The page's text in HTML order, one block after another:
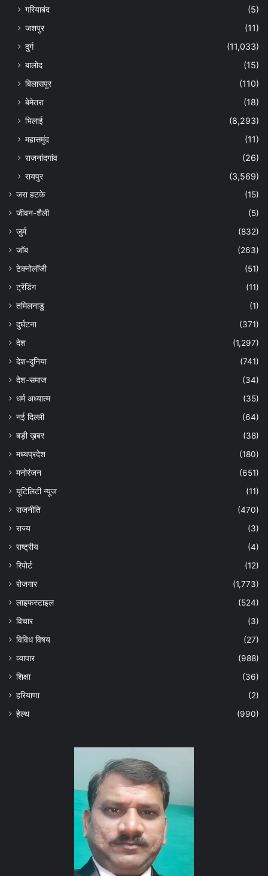
गरियाबंद
(5)
जशपुर
(11)
दुर्ग
(11,033)
बालोद
(15)
बिलासपुर
(110)
बेमेतरा
(18)
भिलाई
(8,293)
महासमुंद
(11)
राजनांदगांव
(26)
रायपुर
(3,569)
जरा हटके
(15)
जीवन-शैली
(5)
जुर्म
(832)
जॉब
(263)
टेक्नोलॉजी
(51)
ट्रेंडिंग
(11)
तमिलनाडु
(1)
दुर्घटना
(371)
देश
(1,297)
देश-दुनिया
(741)
देश-समाज
(34)
धर्म अध्यात्म
(35)
नई दिल्ली
(64)
बड़ी ख़बर
(38)
मध्यप्रदेश
(180)
मनोरंजन
(651)
यूटिलिटी न्यूज
(11)
राजनीति
(470)
राज्य
(3)
राष्ट्रीय
(4)
रिपोर्ट
(12)
रोजगार
(1,773)
लाइफस्टाइल
(524)
विचार
(3)
विविध विषय
(27)
व्यापार
(988)
शिक्षा
(36)
हरियाणा
(2)
हेल्‍थ
(990)